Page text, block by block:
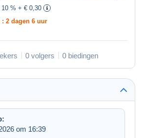
10 % + € 0,30
: 2 dagen 6 uur
0 volgers 0 biedingen
om 16:39